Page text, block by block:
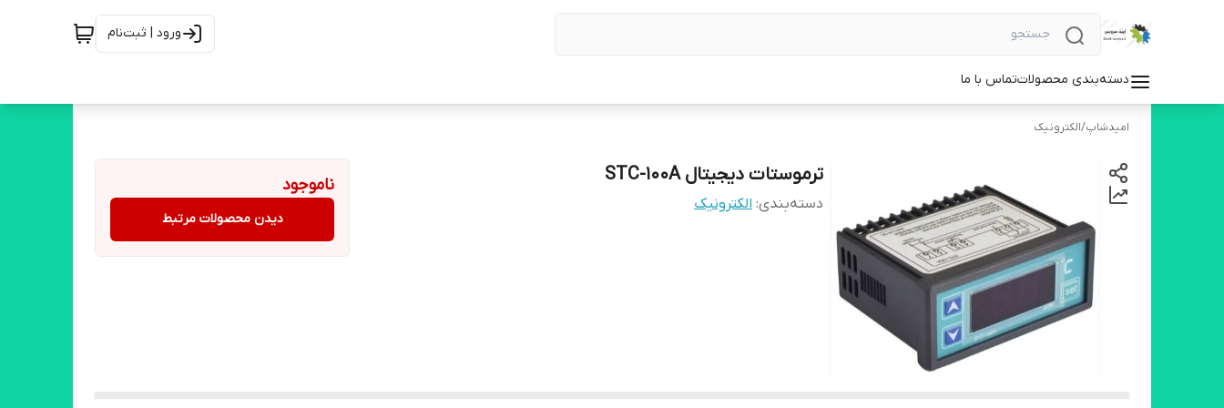
ورود | ثبت‌نام
دسته‌بندی محصولاتتماس با ما
امیدشاپ/الکترونیک
ترموستات دیجیتال STC-100A
دسته‌بندی: الکترونیک
ناموجود
دیدن محصولات مرتبط